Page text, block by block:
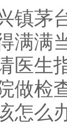
茅台
满满
医生
做检
怎